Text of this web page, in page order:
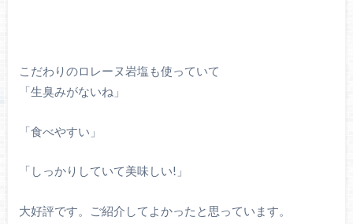
こだわりのロレーヌ岩塩も使っていて
「生臭みがないね」
「食べやすい」
「しっかりしていて美味しい!」
大好評です。ご紹介してよかったと思っています。